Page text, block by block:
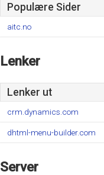
Populære Sider
aitc.no
Lenker
Lenker ut
crm.dynamics.com
dhtml-menu-builder.com
Server